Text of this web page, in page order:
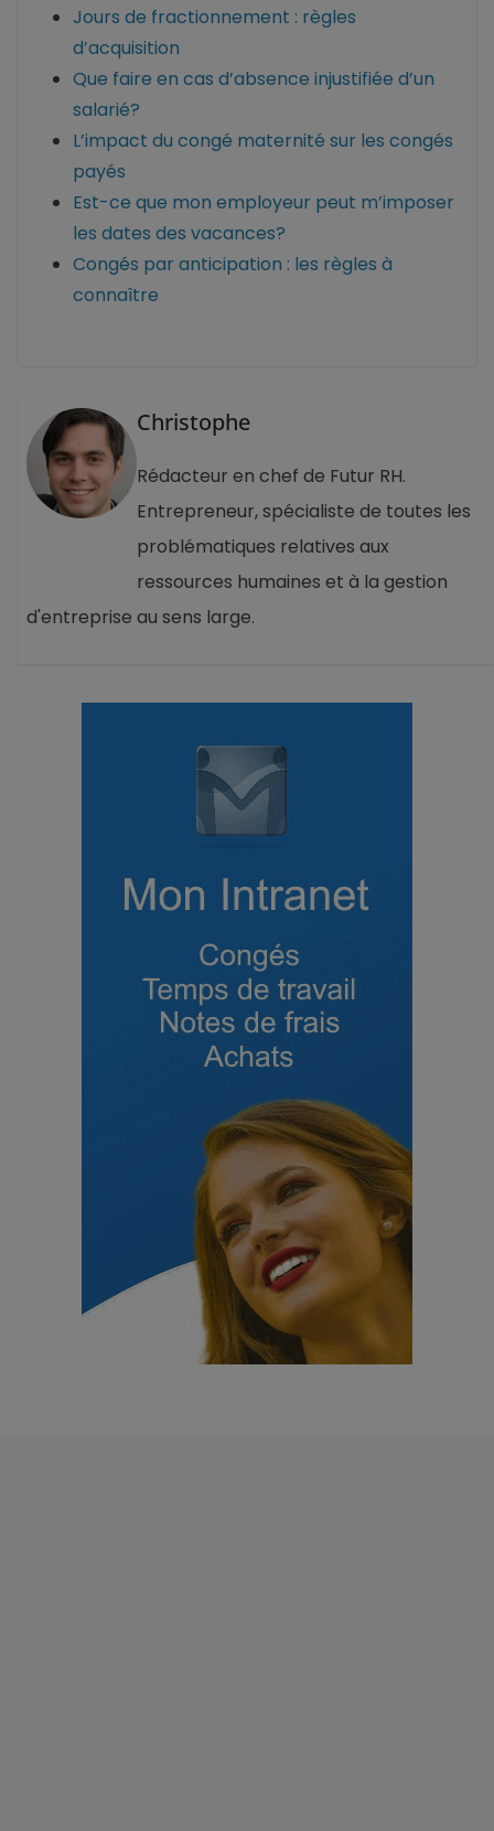
Jours de fractionnement : règles
d’acquisition
Que faire en cas d’absence injustifiée d’un
salarié?
L’impact du congé maternité sur les congés
payés
Est-ce que mon employeur peut m’imposer
les dates des vacances?
Congés par anticipation : les règles à
connaître
Christophe
Rédacteur en chef de Futur RH.
Entrepreneur, spécialiste de toutes les
problématiques relatives aux
ressources humaines et à la gestion
d'entreprise au sens large.